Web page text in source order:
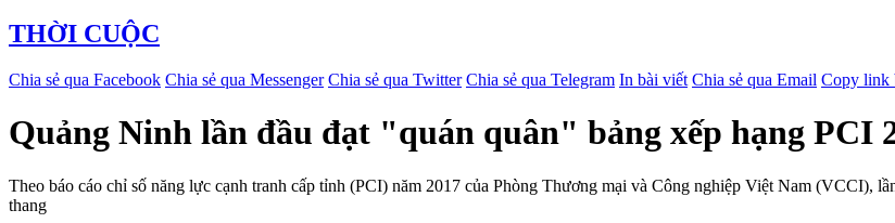
THỜI CUỘC
Chia sẻ qua Facebook Chia sẻ qua Messenger Chia sẻ qua Twitter Chia sẻ qua Telegram In bài viết Chia sẻ qua Email Copy link
Quảng Ninh lần đầu đạt "quán quân" bảng xếp hạng PCI
Theo báo cáo chỉ số năng lực cạnh tranh cấp tỉnh (PCI) năm 2017 của Phòng Thương mại và Công nghiệp Việt Nam (VCCI),
thang